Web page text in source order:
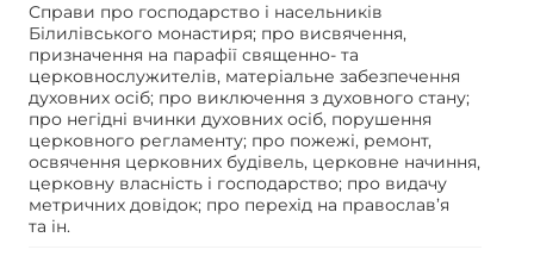
Справи про господарство і насельників
Білилівського монастиря; про висвячення,
призначення на парафії священно- та
церковнослужителів, матеріальне забезпечення
духовних осіб; про виключення з духовного стану;
про негідні вчинки духовних осіб, порушення
церковного регламенту; про пожежі, ремонт,
освячення церковних будівель, церковне начиння,
церковну власність і господарство; про видачу
метричних довідок; про перехід на православ’я
та ін.